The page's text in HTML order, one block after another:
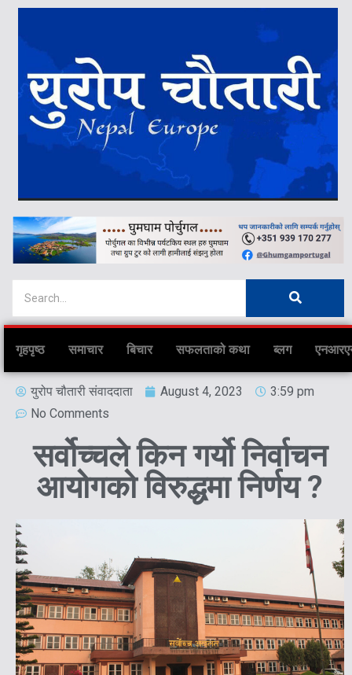
गृहपृष्ठ समाचार बिचार सफलताको कथा ब्लग
युरोप चौतारी संवाददाता August 4, 2023
3:59 pm
No Comments
सर्वोच्चले किन गर्यो निर्वाचन
आयोगको विरुद्धमा निर्णय ?